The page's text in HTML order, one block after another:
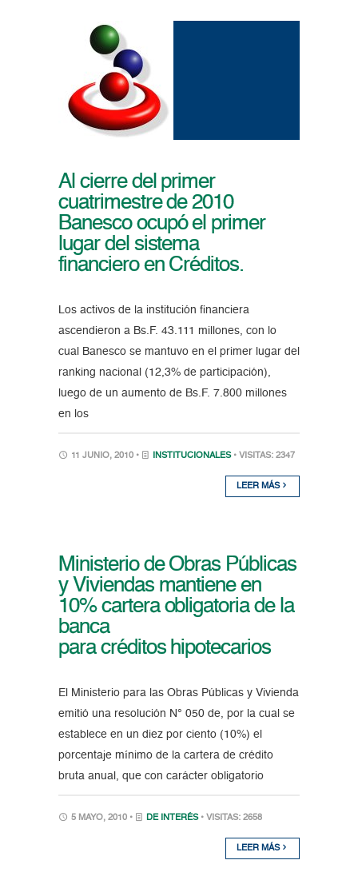
Al cierre del primer
cuatrimestre de 2010
Banesco ocupó el primer
lugar del sistema
financiero en Créditos.
Los activos de la institución financiera
ascendieron a Bs.F. 43.111 millones, con lo
cual Banesco se mantuvo en el primer lugar del
ranking nacional (12,3% de participación),
luego de un aumento de Bs.F. 7.800 millones
en los
11 JUNIO, 2010 • INSTITUCIONALES • VISITAS: 2347
LEER MÁS
Ministerio de Obras Públicas
y Viviendas mantiene en
10% cartera obligatoria de la
banca
para créditos hipotecarios
El Ministerio para las Obras Públicas y Vivienda
emitió una resolución N° 050 de, por la cual se
establece en un diez por ciento (10%) el
porcentaje mínimo de la cartera de crédito
bruta anual, que con carácter obligatorio
5 MAYO, 2010 • DE INTERÉS • VISITAS: 2658
LEER MÁS